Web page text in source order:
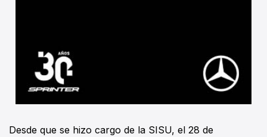
Desde que se hizo cargo de la SISU, el 28 de